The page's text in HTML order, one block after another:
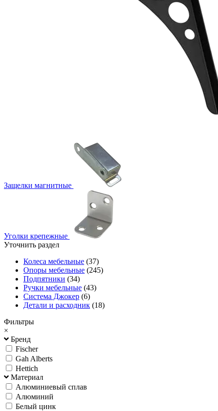
Защелки магнитные
Уголки крепежные
Уточнить раздел
Колеса мебельные (37)
Опоры мебельные (245)
Подпятники (34)
Ручки мебельные (43)
Система Джокер (6)
Детали и расходник (18)
Фильтры
×
Бренд
Fischer
Gah Alberts
Hettich
Материал
Алюминиевый сплав
Алюминий
Белый цинк